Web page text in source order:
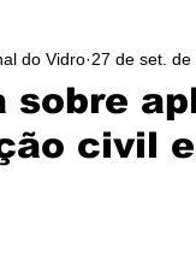
sobre
civil
do Vidro 27 de set. de